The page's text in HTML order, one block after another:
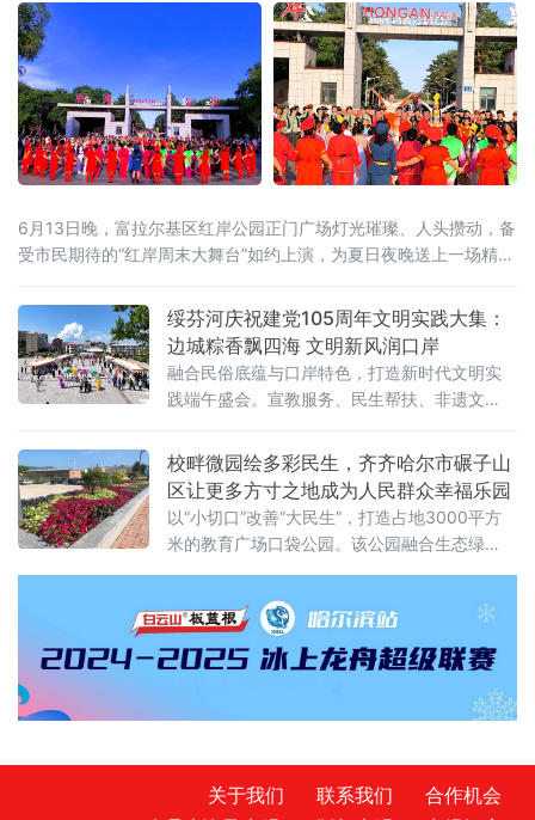
人参加了活动。
6月13日晚，富拉尔基区红岸公园正门广场灯光璀璨、人头攒动，备
受市民期待的“红岸周末大舞台”如约上演，为夏日夜晚送上一场精彩
歌曲、模特秀等节目形式多样、亮点纷呈。演员们精神饱满、表演
投入，灵动舞姿展现红岸儿女昂扬风貌，动听歌声传递对家乡的热
爱，赢得现场观众阵阵掌声与喝彩。作为富
绥芬河庆祝建党105周年文明实践大集：
边城粽香飘四海 文明新风润口岸
融合民俗底蕴与口岸特色，打造新时代文明实
践端午盛会。宣教服务、民生帮扶、非遗文
民一
校畔微园绘多彩民生，齐齐哈尔市碾子山
区让更多方寸之地成为人民群众幸福乐园
以“小切口”改善“大民生”，打造占地3000平方
米的教育广场口袋公园。该公园融合生态绿
钟生活圈”，成为破解校园周边治理难题、提升
群众幸福感的典范。精雕绿美空间，铺就生态
惠民底色碾子山区秉持“
关于我们 联系我们
合作机会